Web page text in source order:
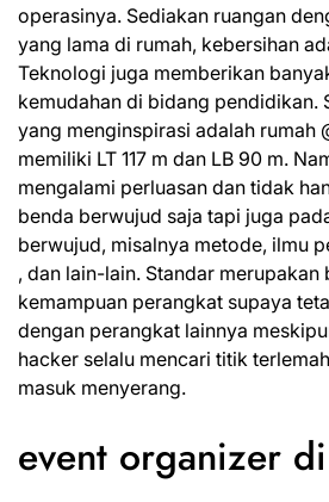
operasinya. Sediakan ruangan
yang lama di rumah, kebersihan
Teknologi juga memberikan
kemudahan di bidang pendidikan.
yang menginspirasi adalah rumah
memiliki LT 117 m dan LB 90 m.
mengalami perluasan dan tidak
benda berwujud saja tapi juga
berwujud, misalnya metode, ilmu
, dan lain-lain. Standar merupakan
kemampuan perangkat supaya
dengan perangkat lainnya
hacker selalu mencari titik
masuk menyerang.
event organizer